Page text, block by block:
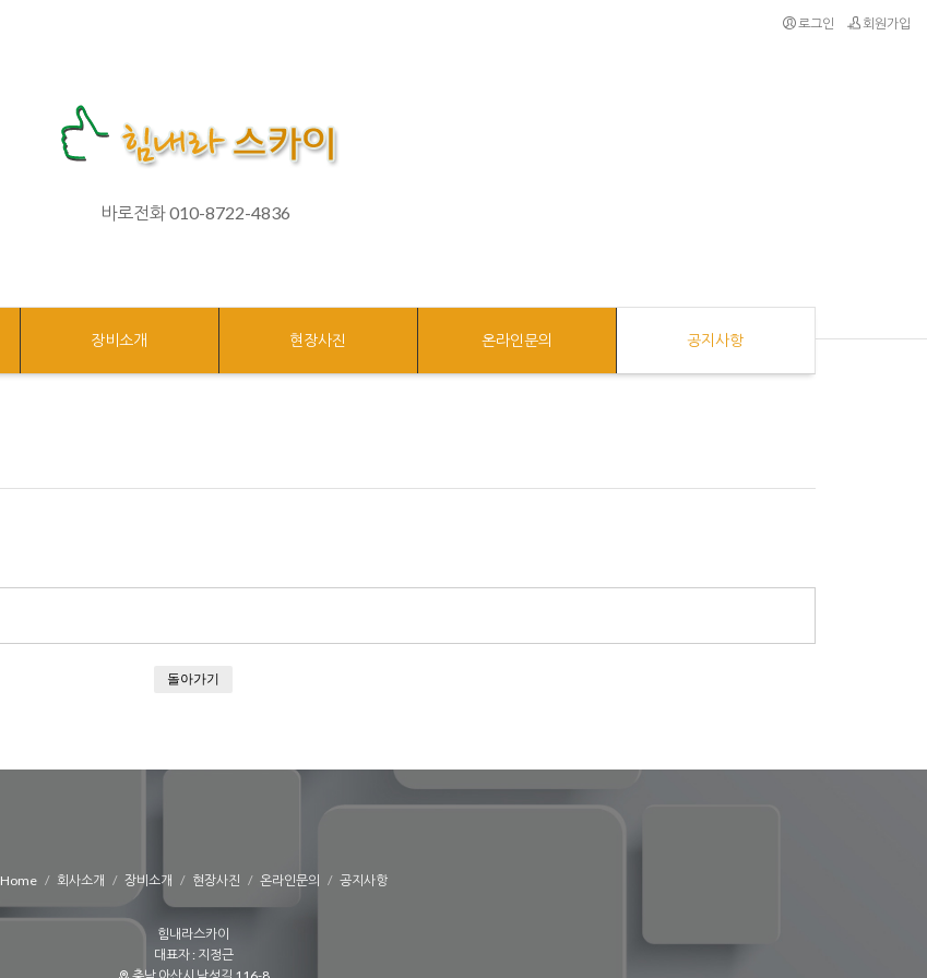
로그인 회원가입
바로전화 010-8722-4836
장비소개 현장사진 온라인문의 공지사항
돌아가기
Home 회사소개 장비소개 현장사진 온라인문의 공지사항
힘내라스카이
대표자 : 지정근